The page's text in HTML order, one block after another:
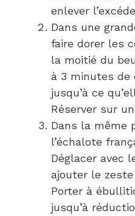
enlever
Dans une
faire dorer les
la moitié du
à 3 minutes de
jusqu’à ce
Réserver sur
Dans la même
l’échalote
Déglacer avec
ajouter le
Porter à
jusqu’à